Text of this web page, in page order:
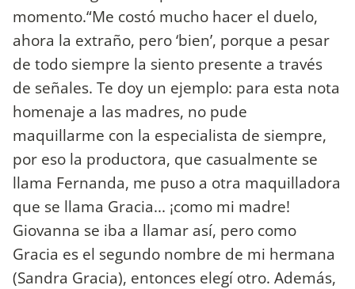
momento.“Me costó mucho hacer el duelo,
ahora la extraño, pero ‘bien’, porque a pesar
de todo siempre la siento presente a través
de señales. Te doy un ejemplo: para esta nota
homenaje a las madres, no pude
maquillarme con la especialista de siempre,
por eso la productora, que casualmente se
llama Fernanda, me puso a otra maquilladora
que se llama Gracia... ¡como mi madre!
Giovanna se iba a llamar así, pero como
Gracia es el segundo nombre de mi hermana
(Sandra Gracia), entonces elegí otro. Además,